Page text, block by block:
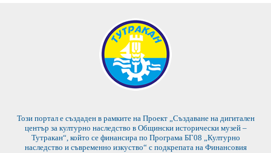
Този портал е създаден в рамките на Проект „Създаване на дигитален
център за културно наследство в Общински исторически музей –
Тутракан“, който се финансира по Програма БГ08 „Културно
наследство и съвременно изкуство“ с подкрепата на Финансовия